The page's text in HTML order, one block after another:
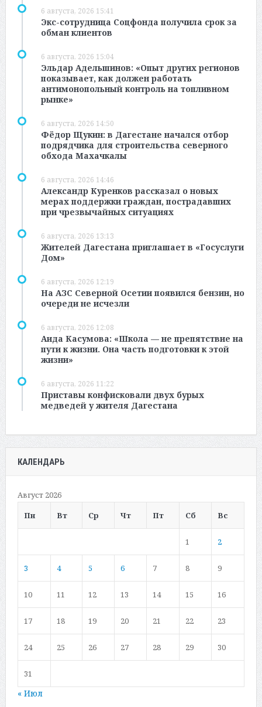
6 августа, 2026 15:41
Экс-сотрудница Соцфонда получила срок за
обман клиентов
6 августа, 2026 15:04
Эльдар Адельшинов: «Опыт других регионов
показывает, как должен работать
антимонопольный контроль на топливном
рынке»
6 августа, 2026 14:50
Фёдор Щукин: в Дагестане начался отбор
подрядчика для строительства северного
обхода Махачкалы
6 августа, 2026 14:46
Александр Куренков рассказал о новых
мерах поддержки граждан, пострадавших
при чрезвычайных ситуациях
6 августа, 2026 13:13
Жителей Дагестана приглашает в «Госуслуги
Дом»
6 августа, 2026 12:19
На АЗС Северной Осетии появился бензин, но
очереди не исчезли
6 августа, 2026 12:08
Аида Касумова: «Школа — не препятствие на
пути к жизни. Она часть подготовки к этой
жизни»
6 августа, 2026 11:22
Приставы конфисковали двух бурых
медведей у жителя Дагестана
КАЛЕНДАРЬ
Август 2026
Пн
Вт Ср Чт Пт Сб Вс
1 2
3 4 5 6 7 8 9
10 11 12 13 14 15 16
17 18 19 20 21 22 23
24 25 26 27 28 29 30
31
« Июл